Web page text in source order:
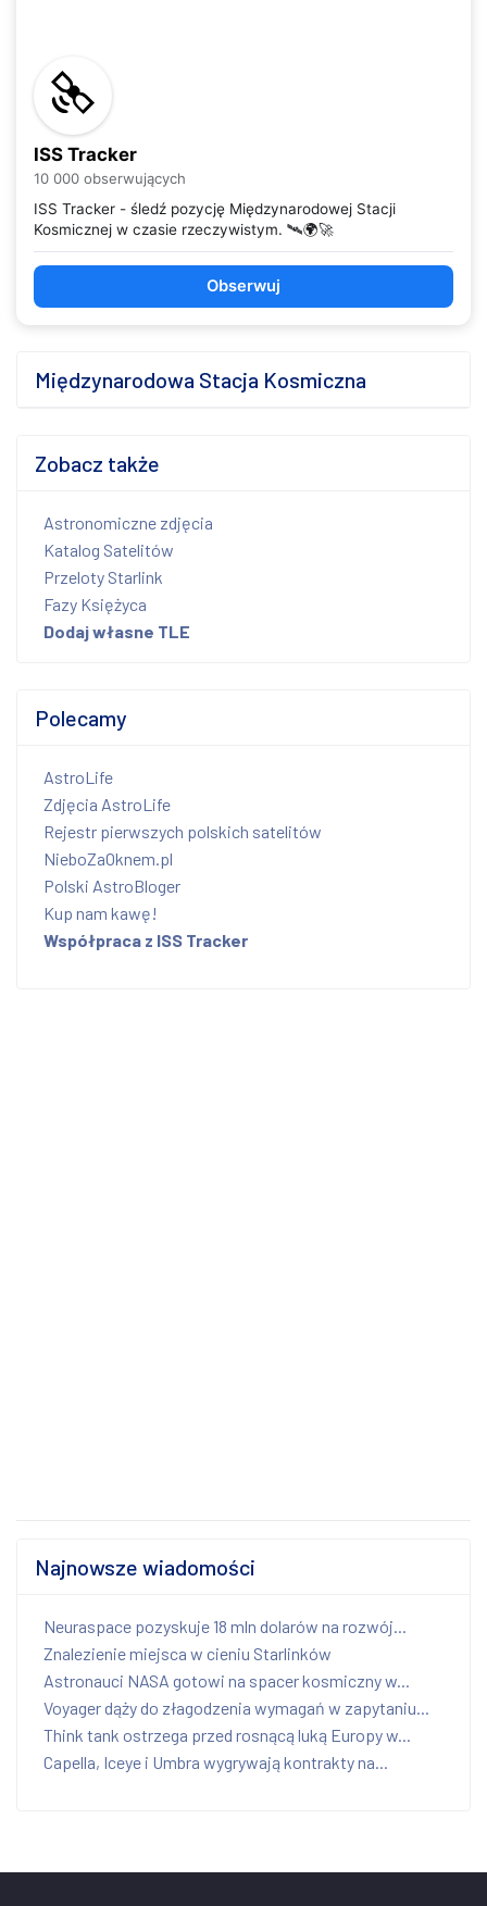
ISS Tracker
10 000 obserwujących
ISS Tracker - śledź pozycję Międzynarodowej Stacji
Kosmicznej w czasie rzeczywistym. 🛰️🌍🚀
Obserwuj
Międzynarodowa Stacja Kosmiczna
Zobacz także
Astronomiczne zdjęcia
Katalog Satelitów
Przeloty Starlink
Fazy Księżyca
Dodaj własne TLE
Polecamy
AstroLife
Zdjęcia AstroLife
Rejestr pierwszych polskich satelitów
NieboZaOknem.pl
Polski AstroBloger
Kup nam kawę!
Współpraca z ISS Tracker
Najnowsze wiadomości
Neuraspace pozyskuje 18 mln dolarów na rozwój...
Znalezienie miejsca w cieniu Starlinków
Astronauci NASA gotowi na spacer kosmiczny w...
Voyager dąży do złagodzenia wymagań w zapytaniu...
Think tank ostrzega przed rosnącą luką Europy w...
Capella, Iceye i Umbra wygrywają kontrakty na...